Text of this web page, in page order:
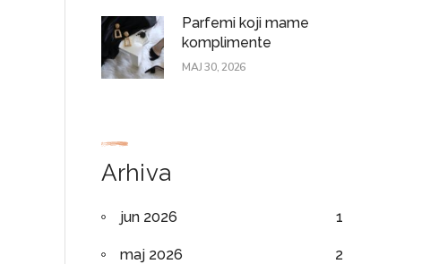
Parfemi koji mame
komplimente
MAJ 30, 2026
Arhiva
jun 2026 1
maj 2026 2